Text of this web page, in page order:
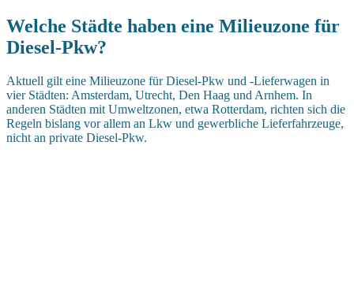
Welche Städte haben eine Milieuzone für
Diesel-Pkw?
Aktuell gilt eine Milieuzone für Diesel-Pkw und -Lieferwagen in
vier Städten: Amsterdam, Utrecht, Den Haag und Arnhem. In
anderen Städten mit Umweltzonen, etwa Rotterdam, richten sich die
Regeln bislang vor allem an Lkw und gewerbliche Lieferfahrzeuge,
nicht an private Diesel-Pkw.